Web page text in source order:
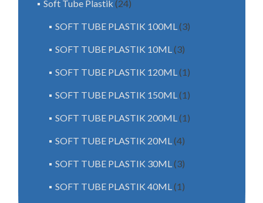
Soft Tube Plastik (24)
SOFT TUBE PLASTIK 100ML(3)
SOFT TUBE PLASTIK 10ML(3)
SOFT TUBE PLASTIK 120ML(1)
SOFT TUBE PLASTIK 150ML(1)
SOFT TUBE PLASTIK 200ML(1)
SOFT TUBE PLASTIK 20ML(4)
SOFT TUBE PLASTIK 30ML(3)
SOFT TUBE PLASTIK 40ML(1)